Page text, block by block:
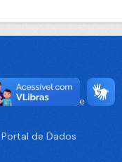
da Cidade de
de Dados